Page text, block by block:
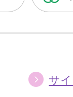
に
に
サ